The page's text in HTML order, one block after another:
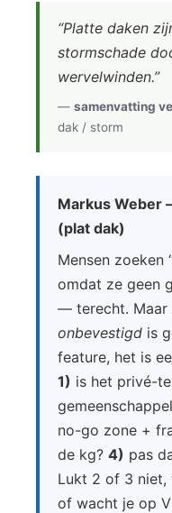
“Platte daken
stormschade
wervelwinden.”
— samenvatting
dak / storm
Markus Weber
(plat dak)
Mensen zoeken
omdat ze geen
— terecht. Maar
onbevestigd is
feature, het is
1) is het privé-
no-go zone +
de kg? 4) pas
Lukt 2 of 3 niet,
of wacht je op